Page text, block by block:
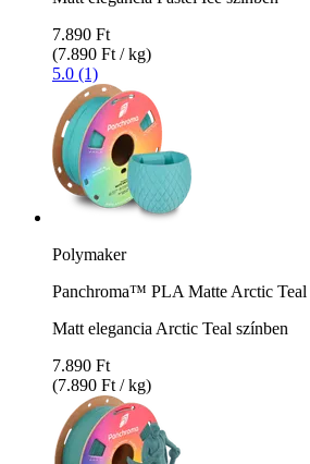
7.890 Ft
(7.890 Ft / kg)
5.0 (1)
Polymaker
Panchroma™ PLA Matte Arctic Teal
Matt elegancia Arctic Teal színben
7.890 Ft
(7.890 Ft / kg)